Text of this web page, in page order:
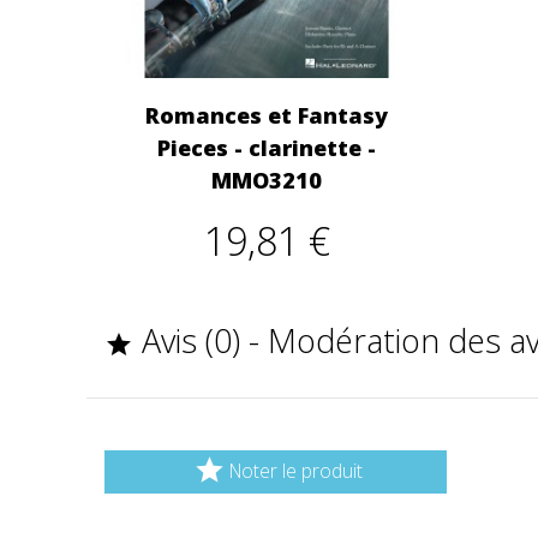
Romances et Fantasy
Pieces - clarinette -
MMO3210
19,81 €
 Avis (0) - Modération des
 Noter le produit